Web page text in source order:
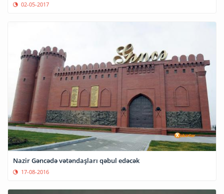
02-05-2017
Nazir Gəncədə vətəndaşları qəbul edəcək
17-08-2016